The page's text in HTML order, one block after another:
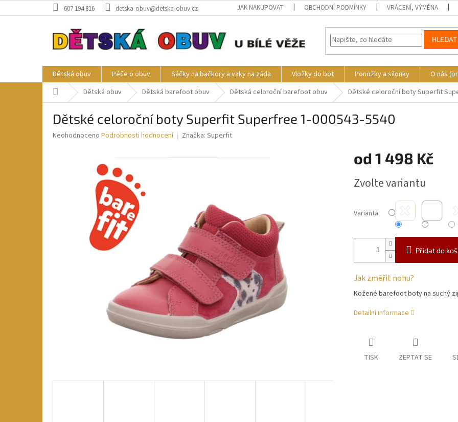
na
607 194 816 detska-obuv@detska-obuv.cz JAK NAKUPOVAT OBCHODNÍ PODMÍNKY VRÁCENÍ, VÝMĚNA
HLEDAT
Dětská obuv Péče o obuv Sáčky na bačkory a vaky na záda Vložky do bot Ponožky a silonky O nás
Domů Dětská obuv Dětská barefoot obuv Dětská celoroční barefoot obuv Dětské celoroční boty Superfit
Dětské celoroční boty Superfit Superfree 1-000543-5540
Průměrné
Neohodnoceno Podrobnosti hodnocení Značka: Superfit
od 1 498 Kč
cena:
Zvolte variantu
Varianta
Přidat do
Jak změřit nohu?
Kožené barefoot boty na suchý
Detailní informace
TISK ZEPTAT SE